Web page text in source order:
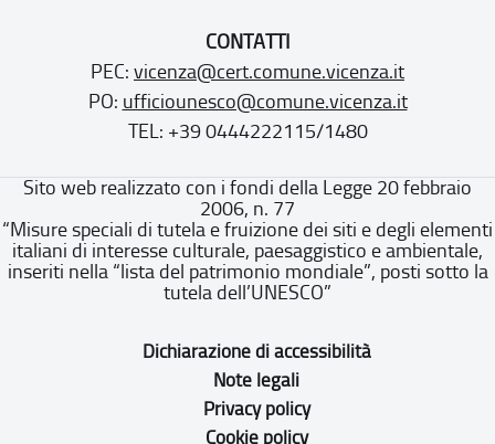
CONTATTI
PEC: vicenza@cert.comune.vicenza.it
PO: ufficiounesco@comune.vicenza.it
TEL: +39 0444222115/1480
Sito web realizzato con i fondi della Legge 20 febbraio
2006, n. 77
“Misure speciali di tutela e fruizione dei siti e degli elementi
italiani di interesse culturale, paesaggistico e ambientale,
inseriti nella “lista del patrimonio mondiale”, posti sotto la
tutela dell’UNESCO”
Dichiarazione di accessibilità
Note legali
Privacy policy
Cookie policy